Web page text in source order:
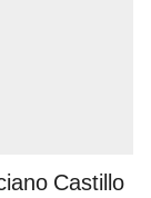
Castillo